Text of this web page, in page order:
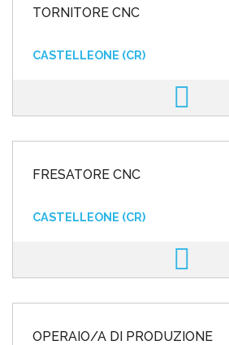
TORNITORE CNC
CASTELLEONE (CR)
FRESATORE CNC
CASTELLEONE (CR)
OPERAIO/A DI PRODUZIONE